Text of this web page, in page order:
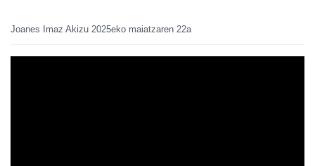
Joanes Imaz Akizu 2025eko maiatzaren 22a